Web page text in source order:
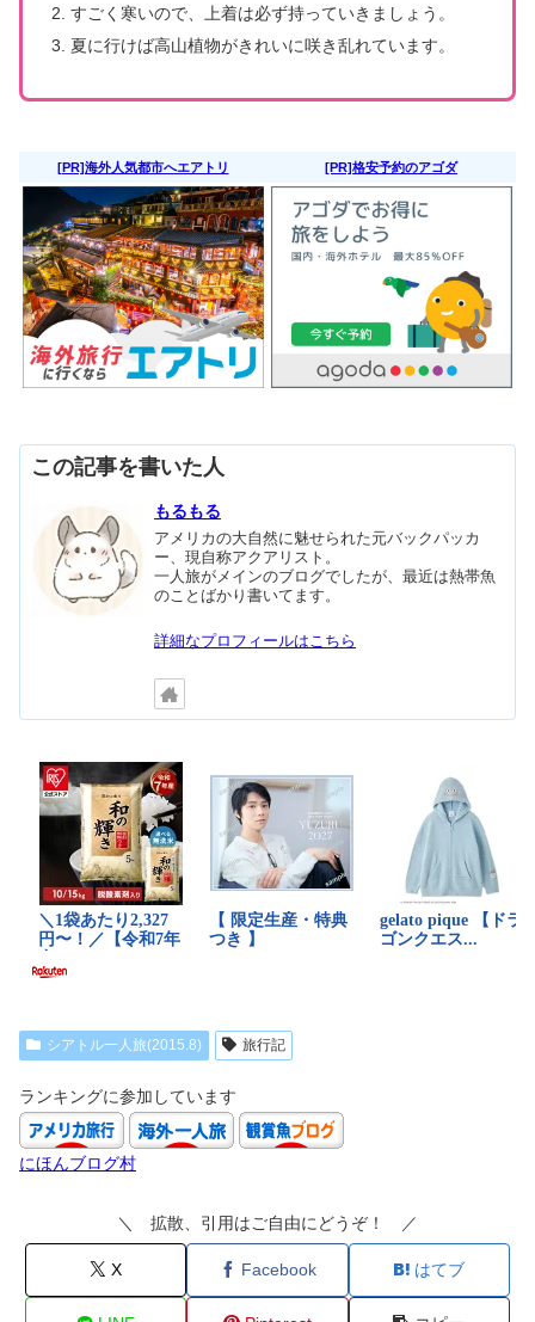
すごく寒いので、上着は必ず持っていきましょう。
夏に行けば高山植物がきれいに咲き乱れています。
[PR]海外人気都市へエアトリ [PR]格安予約のアゴダ
この記事を書いた人
もるもる
アメリカの大自然に魅せられた元バックパッカ
ー、現自称アクアリスト。
一人旅がメインのブログでしたが、最近は熱帯魚
のことばかり書いてます。
詳細なプロフィールはこちら
シアトル一人旅(2015.8) 旅行記
ランキングに参加しています
にほんブログ村
＼ 拡散、引用はご自由にどうぞ！ ／
X Facebook はてブ